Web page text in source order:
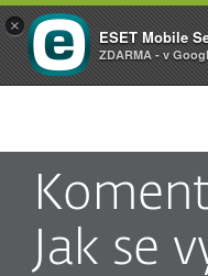
Jak se
×
ESET Mobile
ZDARMA - v